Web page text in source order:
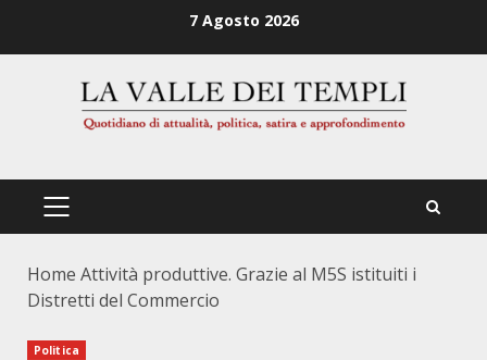
7 Agosto 2026
PRIMÄRES
Home Attività produttive. Grazie al M5S istituiti i
Distretti del Commercio
Politica